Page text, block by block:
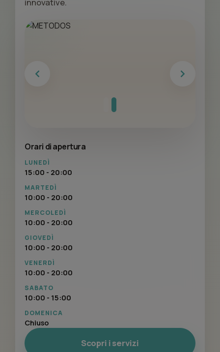
innovative.
Previous Next
Orari di apertura
LUNEDÌ
15:00 - 20:00
MARTEDÌ
10:00 - 20:00
MERCOLEDÌ
10:00 - 20:00
GIOVEDÌ
10:00 - 20:00
VENERDÌ
10:00 - 20:00
SABATO
10:00 - 15:00
DOMENICA
Chiuso
Scopri i servizi